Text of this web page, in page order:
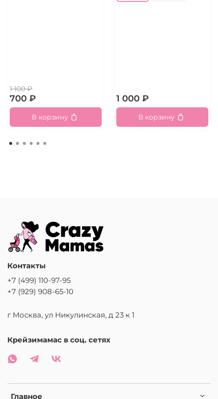
1 100 ₽
700 ₽
В корзину
1 000 ₽
В корзину
Главное
Контакты
+7 (499) 110-97-95
+7 (929) 908-65-10
г Москва, ул Никулинская, д 23 к 1
Крейзимамас в соц. сетях